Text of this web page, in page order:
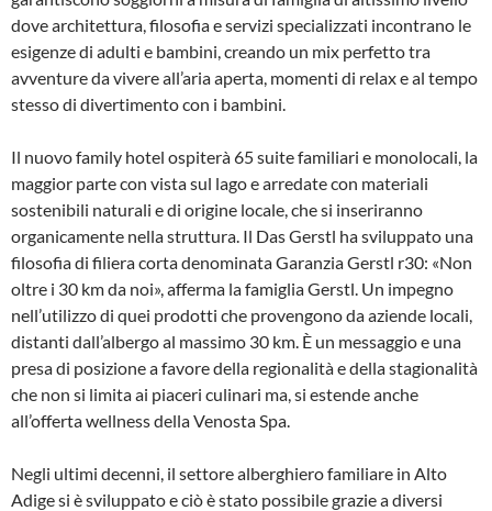
dove architettura, filosofia e servizi specializzati incontrano le
esigenze di adulti e bambini, creando un mix perfetto tra
avventure da vivere all’aria aperta, momenti di relax e al tempo
stesso di divertimento con i bambini.
Il nuovo family hotel ospiterà 65 suite familiari e monolocali, la
maggior parte con vista sul lago e arredate con materiali
sostenibili naturali e di origine locale, che si inseriranno
organicamente nella struttura. Il Das Gerstl ha sviluppato una
filosofia di filiera corta denominata Garanzia Gerstl r30: «Non
oltre i 30 km da noi», afferma la famiglia Gerstl. Un impegno
nell’utilizzo di quei prodotti che provengono da aziende locali,
distanti dall’albergo al massimo 30 km. È un messaggio e una
presa di posizione a favore della regionalità e della stagionalità
che non si limita ai piaceri culinari ma, si estende anche
all’offerta wellness della Venosta Spa.
Negli ultimi decenni, il settore alberghiero familiare in Alto
Adige si è sviluppato e ciò è stato possibile grazie a diversi